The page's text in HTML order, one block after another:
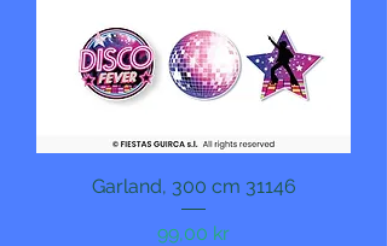
Garland, 300 cm 31146
Pris
99,00 kr